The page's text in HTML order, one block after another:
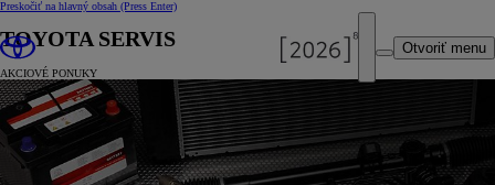
Preskočiť na hlavný obsah (Press Enter)
Otvoriť menu
TOYOTA SERVIS
AKCIOVÉ PONUKY